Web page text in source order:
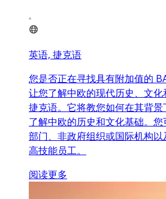
英语, 捷克语
您是否正在寻找具有附加值的
让您了解中欧的现代历史、文
捷克语。它将教您如何在其背
了解中欧的历史和文化基础。
部门、非政府组织或国际机构
高技能员工。
阅读更多